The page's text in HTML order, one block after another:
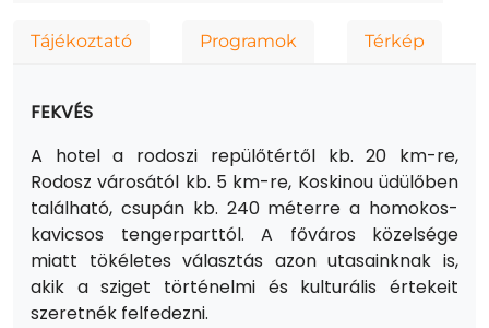
Tájékoztató Programok Térkép
FEKVÉS
A hotel a rodoszi repülőtértől kb. 20 km-re,
Rodosz városától kb. 5 km-re, Koskinou üdülőben
található, csupán kb. 240 méterre a homokos-
kavicsos tengerparttól. A főváros közelsége
miatt tökéletes választás azon utasainknak is,
akik a sziget történelmi és kulturális értekeit
szeretnék felfedezni.